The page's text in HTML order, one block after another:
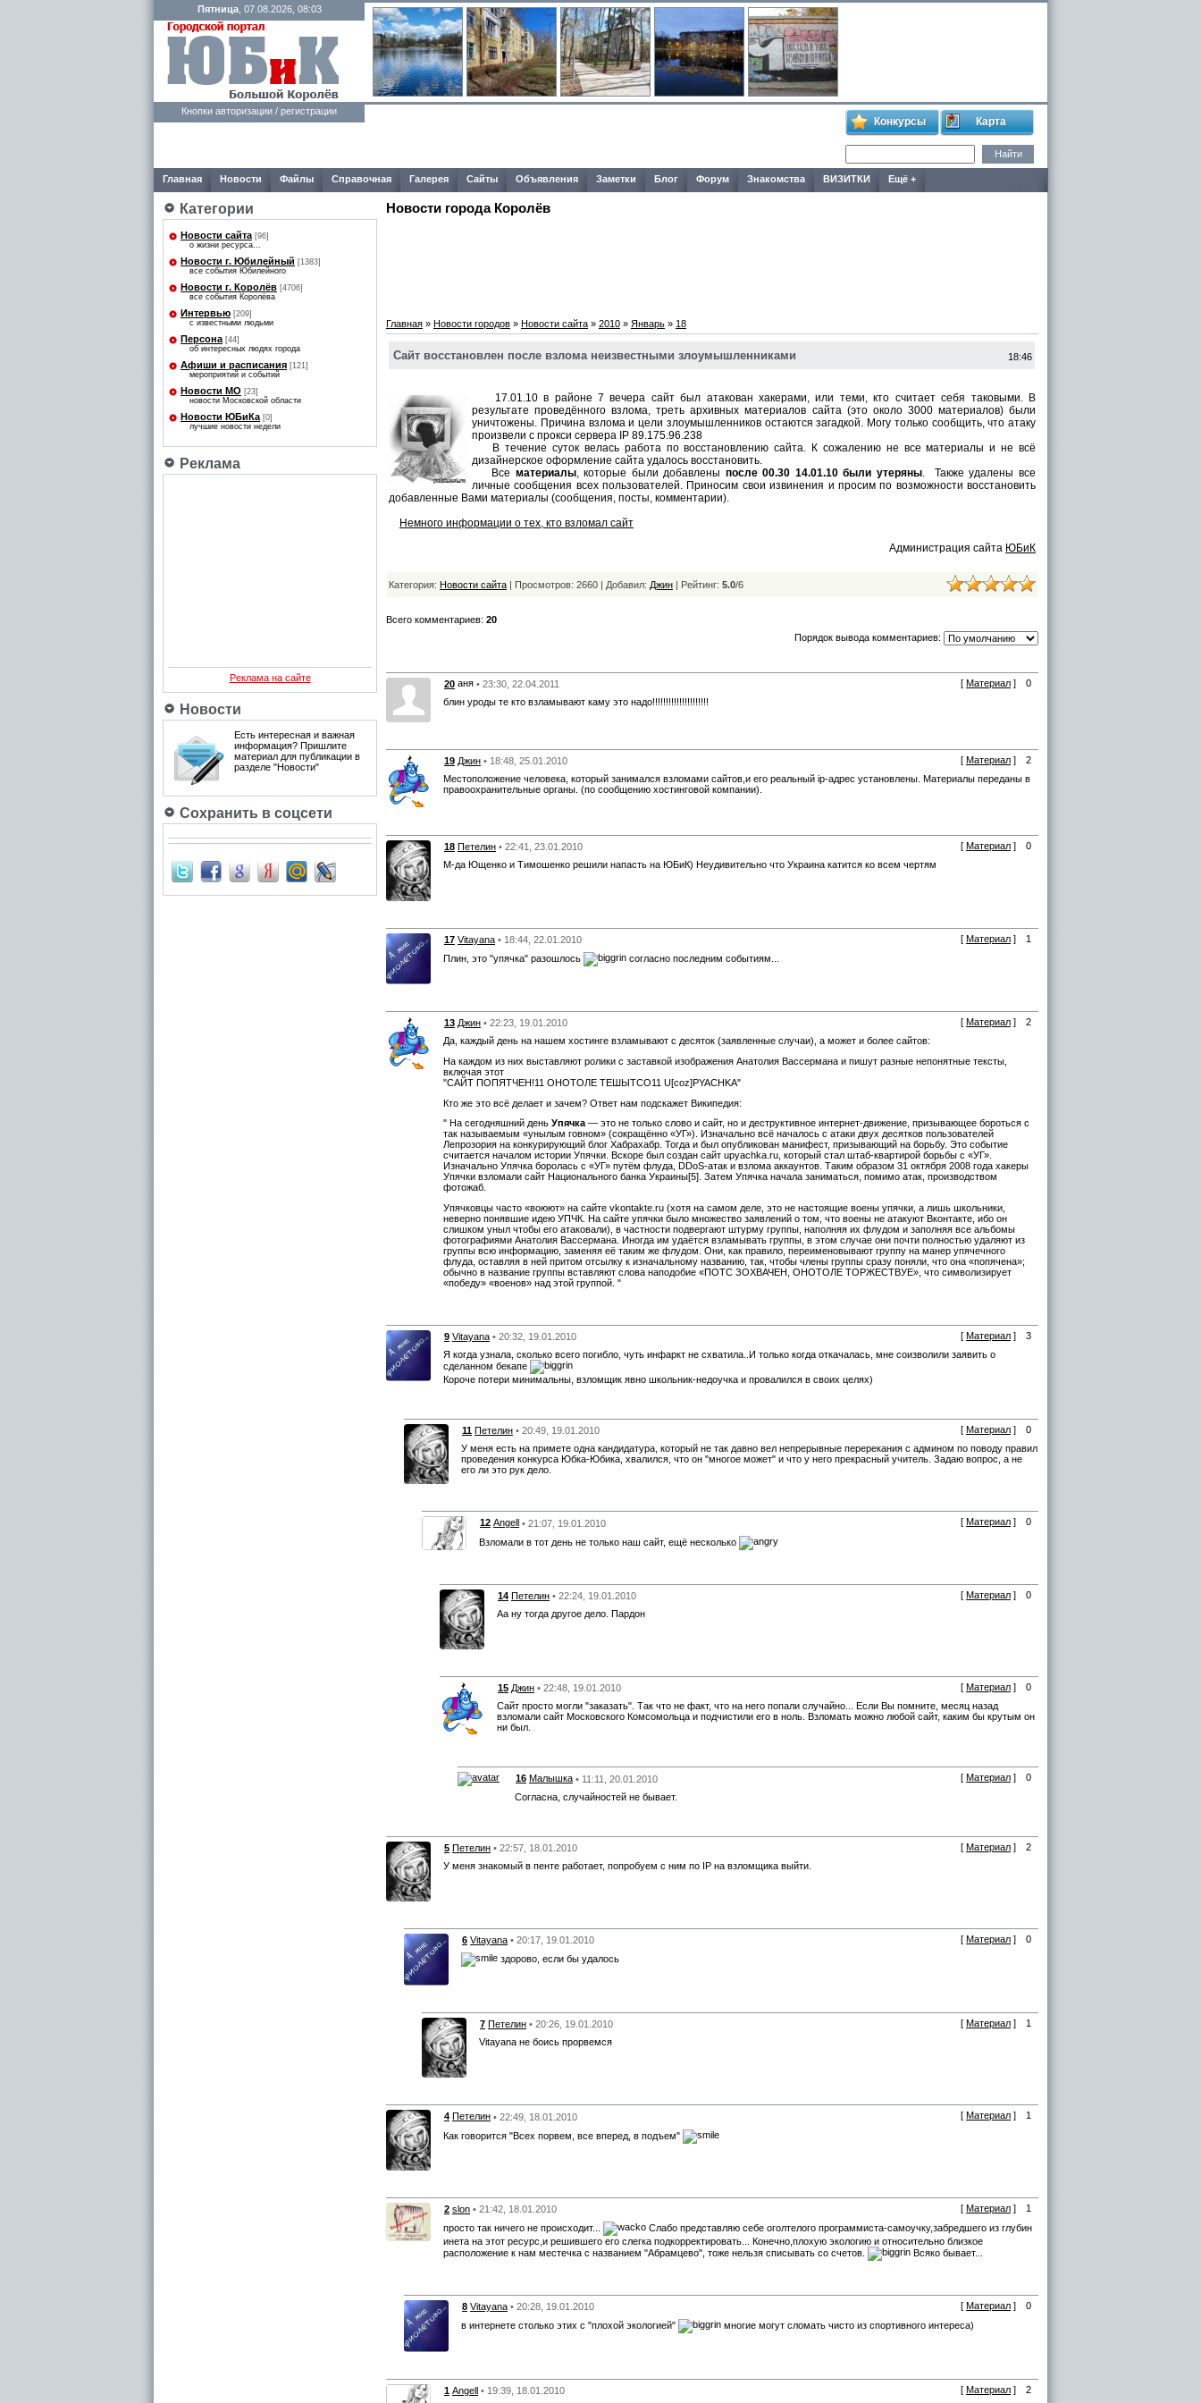
Пятница, 07.08.2026, 08:03
Кнопки авторизации / регистрации
Конкурсы Карта
Главная Новости Файлы Справочная Галерея Сайты Объявления Заметки Блог Форум Знакомства ВИЗИТКИ Ещё +
Категории
Новости сайта [96]
о жизни ресурса...
Новости г. Юбилейный [1383]
все события Юбилейного
Новости г. Королёв [4706]
все события Королёва
Интервью [209]
с известными людьми
Персона [44]
об интересных людях города
Афиши и расписания [121]
мероприятий и событий
Новости МО [23]
новости Московской области
Новости ЮБиКа [0]
лучшие новости недели
Реклама
Реклама на сайте
Новости
Есть интересная и важная
информация? Пришлите
материал для публикации в
разделе "Новости"
Сохранить в соцсети
Новости города Королёв
Главная » Новости городов » Новости сайта » 2010 » Январь » 18
Сайт восстановлен после взлома неизвестными злоумышленниками 18:46
17.01.10 в районе 7 вечера сайт был атакован хакерами, или теми, кто считает себя таковыми. В
результате проведённого взлома, треть архивных материалов сайта (это около 3000 материалов) были
уничтожены. Причина взлома и цели злоумышленников остаются загадкой. Могу только сообщить, что атаку
произвели с прокси сервера IP 89.175.96.238
В течение суток велась работа по восстановлению сайта. К сожалению не все материалы и не всё
дизайнерское оформление сайта удалось восстановить.
Все материалы, которые были добавлены после 00.30 14.01.10 были утеряны. Также удалены все
личные сообщения всех пользователей. Приносим свои извинения и просим по возможности восстановить
добавленные Вами материалы (сообщения, посты, комментарии).
Немного информации о тех, кто взломал сайт
Администрация сайта ЮБиК
Категория: Новости сайта | Просмотров: 2660 | Добавил: Джин | Рейтинг: 5.0/6
Всего комментариев: 20
Порядок вывода комментариев:
[ Материал ] 0
20 аня • 23:30, 22.04.2011
блин уроды те кто взламывают каму это надо!!!!!!!!!!!!!!!!!!!!!
[ Материал ] 2
19 Джин • 18:48, 25.01.2010
Местоположение человека, который занимался взломами сайтов,и его реальный ip-адрес установлены. Материалы переданы в
правоохранительные органы. (по сообщению хостинговой компании).
[ Материал ] 0
18 Петелин • 22:41, 23.01.2010
М-да Ющенко и Тимошенко решили напасть на ЮБиК) Неудивительно что Украина катится ко всем чертям
[ Материал ] 1
17 Vitayana • 18:44, 22.01.2010
Плин, это "упячка" разошлось
согласно последним событиям...
[ Материал ] 2
13 Джин • 22:23, 19.01.2010
Да, каждый день на нашем хостинге взламывают с десяток (заявленные случаи), а может и более сайтов:
На каждом из них выставляют ролики с заставкой изображения Анатолия Вассермана и пишут разные непонятные тексты,
включая этот
"САЙТ ПОПЯТЧЕН!11 ОНОТОЛЕ ТЕШЫТСО11 U[coz]PYACHKA"
Кто же это всё делает и зачем? Ответ нам подскажет Википедия:
" На сегодняшний день Упячка — это не только слово и сайт, но и деструктивное интернет-движение, призывающее бороться с
так называемым «унылым говном» (сокращённо «УГ»). Изначально всё началось с атаки двух десятков пользователей
Лепрозория на конкурирующий блог Хабрахабр. Тогда и был опубликован манифест, призывающий на борьбу. Это событие
считается началом истории Упячки. Вскоре был создан сайт upyachka.ru, который стал штаб-квартирой борьбы с «УГ».
Изначально Упячка боролась с «УГ» путём флуда, DDoS-атак и взлома аккаунтов. Таким образом 31 октября 2008 года хакеры
Упячки взломали сайт Национального банка Украины[5]. Затем Упячка начала заниматься, помимо атак, производством
фотожаб.
Упячковцы часто «воюют» на сайте vkontakte.ru (хотя на самом деле, это не настоящие воены упячки, а лишь школьники,
неверно понявшие идею УПЧК. На сайте упячки было множество заявлений о том, что воены не атакуют Вконтакте, ибо он
слишком уныл чтобы его атаковали), в частности подвергают штурму группы, наполняя их флудом и заполняя все альбомы
фотографиями Анатолия Вассермана. Иногда им удаётся взламывать группы, в этом случае они почти полностью удаляют из
группы всю информацию, заменяя её таким же флудом. Они, как правило, переименовывают группу на манер упячечного
флуда, оставляя в ней притом отсылку к изначальному названию, так, чтобы члены группы сразу поняли, что она «попячена»;
обычно в название группы вставляют слова наподобие «ПОТС ЗОХВАЧЕН, ОНОТОЛЕ ТОРЖЕСТВУЕ», что символизирует
«победу» «военов» над этой группой. "
[ Материал ] 3
9 Vitayana • 20:32, 19.01.2010
Я когда узнала, сколько всего погибло, чуть инфаркт не схватила..И только когда откачалась, мне соизволили заявить о
сделанном бекапе
Короче потери минимальны, взломщик явно школьник-недоучка и провалился в своих целях)
[ Материал ] 0
11 Петелин • 20:49, 19.01.2010
У меня есть на примете одна кандидатура, который не так давно вел непрерывные перерекания с админом по поводу правил
проведения конкурса Юбка-Юбика, хвалился, что он "многое может" и что у него прекрасный учитель. Задаю вопрос, а не
его ли это рук дело.
[ Материал ] 0
12 Angell • 21:07, 19.01.2010
Взломали в тот день не только наш сайт, ещё несколько
[ Материал ] 0
14 Петелин • 22:24, 19.01.2010
Аа ну тогда другое дело. Пардон
[ Материал ] 0
15 Джин • 22:48, 19.01.2010
Сайт просто могли "заказать". Так что не факт, что на него попали случайно... Если Вы помните, месяц назад
взломали сайт Московского Комсомольца и подчистили его в ноль. Взломать можно любой сайт, каким бы крутым он
ни был.
[ Материал ] 0
16 Малышка • 11:11, 20.01.2010
Согласна, случайностей не бывает.
[ Материал ] 2
5 Петелин • 22:57, 18.01.2010
У меня знакомый в пенте работает, попробуем с ним по IP на взломщика выйти.
[ Материал ] 0
6 Vitayana • 20:17, 19.01.2010
здорово, если бы удалось
[ Материал ] 1
7 Петелин • 20:26, 19.01.2010
Vitayana не боись прорвемся
[ Материал ] 1
4 Петелин • 22:49, 18.01.2010
Как говорится "Всех порвем, все вперед, в подъем"
[ Материал ] 1
2 slon • 21:42, 18.01.2010
просто так ничего не происходит...
Слабо представляю себе оголтелого программиста-самоучку,забредшего из глубин
инета на этот ресурс,и решившего его слегка подкорректировать... Конечно,плохую экологию и относительно близкое
расположение к нам местечка с названием "Абрамцево", тоже нельзя списывать со счетов.
Всяко бывает...
[ Материал ] 0
8 Vitayana • 20:28, 19.01.2010
в интернете столько этих с "плохой экологией"
многие могут сломать чисто из спортивного интереса)
[ Материал ] 2
1 Angell • 19:39, 18.01.2010